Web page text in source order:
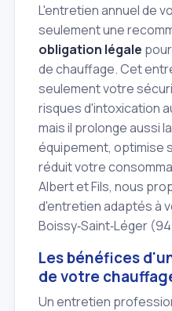
L'entretien annuel de
seulement une
obligation légale
de chauffage. Cet
seulement votre
risques d'intoxication
mais il prolonge aussi
équipement, optimise
réduit votre
Albert et Fils, nous
d'entretien adaptés à
Boissy‑Saint‑Léger
Les bénéfices
de votre
Un entretien